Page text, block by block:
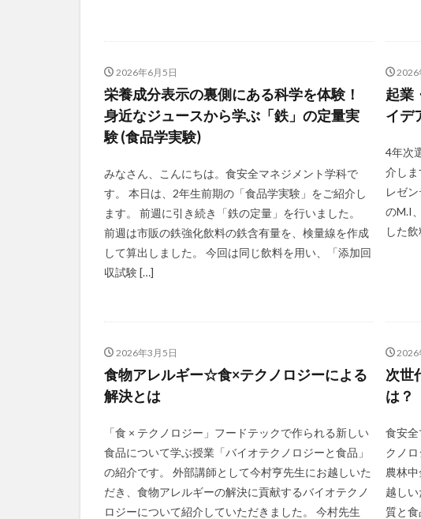
2026年6月5日
栄養成分表示の裏側にある科学を体験！
身近なジュースから学ぶ「鉄」の定量実
験 (食品学実験)
みなさん、こんにちは。食安全マネジメント学科で
す。 本日は、2年生前期の「食品学実験」をご紹介し
ます。 前週に引き続き「鉄の定量」を行いました。
前週は市販の鉄強化飲料の鉄含有量を、検量線を作成
して算出しました。 今回は同じ飲料を用い、「添加回
収試験 […]
2026
起業
イデ
4年次
介し
レゼ
のM.I
した
2026年3月5日
食物アレルギー☆食×テクノロジーによる
解決とは
「食 × テクノロジー」フードテックで作られる新しい
食品について学ぶ授業「バイオテクノロジーと食品」
の紹介です。 外部講師として今村亨先生にお越しいた
だき、食物アレルギーの解決に貢献するバイオテクノ
ロジーについて紹介していただきました。 今村先生
2026
次世
は？
食安
クノ
農林
越し
質と